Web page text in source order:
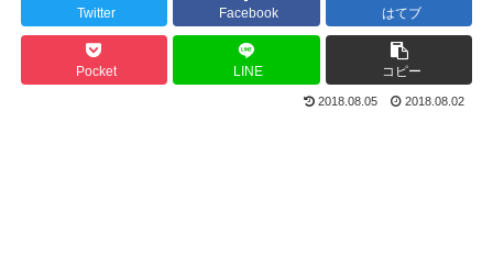
Twitter Facebook はてブ
Pocket LINE コピー
2018.08.05 2018.08.02